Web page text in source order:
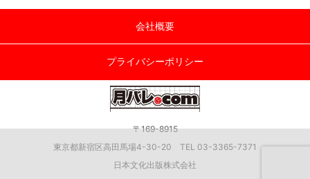
会社概要
プライバシーポリシー
〒169-8915
東京都新宿区高田馬場4-30-20 TEL 03-3365-7371
日本文化出版株式会社